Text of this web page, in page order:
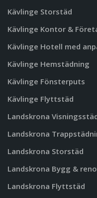
Kävlinge Storstäd
Kävlinge Kontor &
Kävlinge Hotell med
Kävlinge Hemstädning
Kävlinge Fönsterputs
Kävlinge Flyttstäd
Landskrona
Landskrona
Landskrona Storstäd
Landskrona Bygg &
Landskrona Flyttstäd